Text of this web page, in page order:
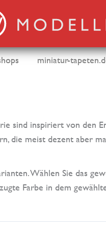
miniatur-
sind inspiriert von den
die meist dezent aber
Wählen Sie das
Farbe in dem